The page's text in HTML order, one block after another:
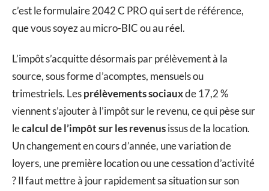
c’est le formulaire 2042 C PRO qui sert de référence,
que vous soyez au micro-BIC ou au réel.
L’impôt s’acquitte désormais par prélèvement à la
source, sous forme d’acomptes, mensuels ou
trimestriels. Lesprélèvements sociauxde 17,2 %
viennent s’ajouter à l’impôt sur le revenu, ce qui pèse sur
lecalcul de l’impôt sur les revenusissus de la location.
Un changement en cours d’année, une variation de
loyers, une première location ou une cessation d’activité
? Il faut mettre à jour rapidement sa situation sur son